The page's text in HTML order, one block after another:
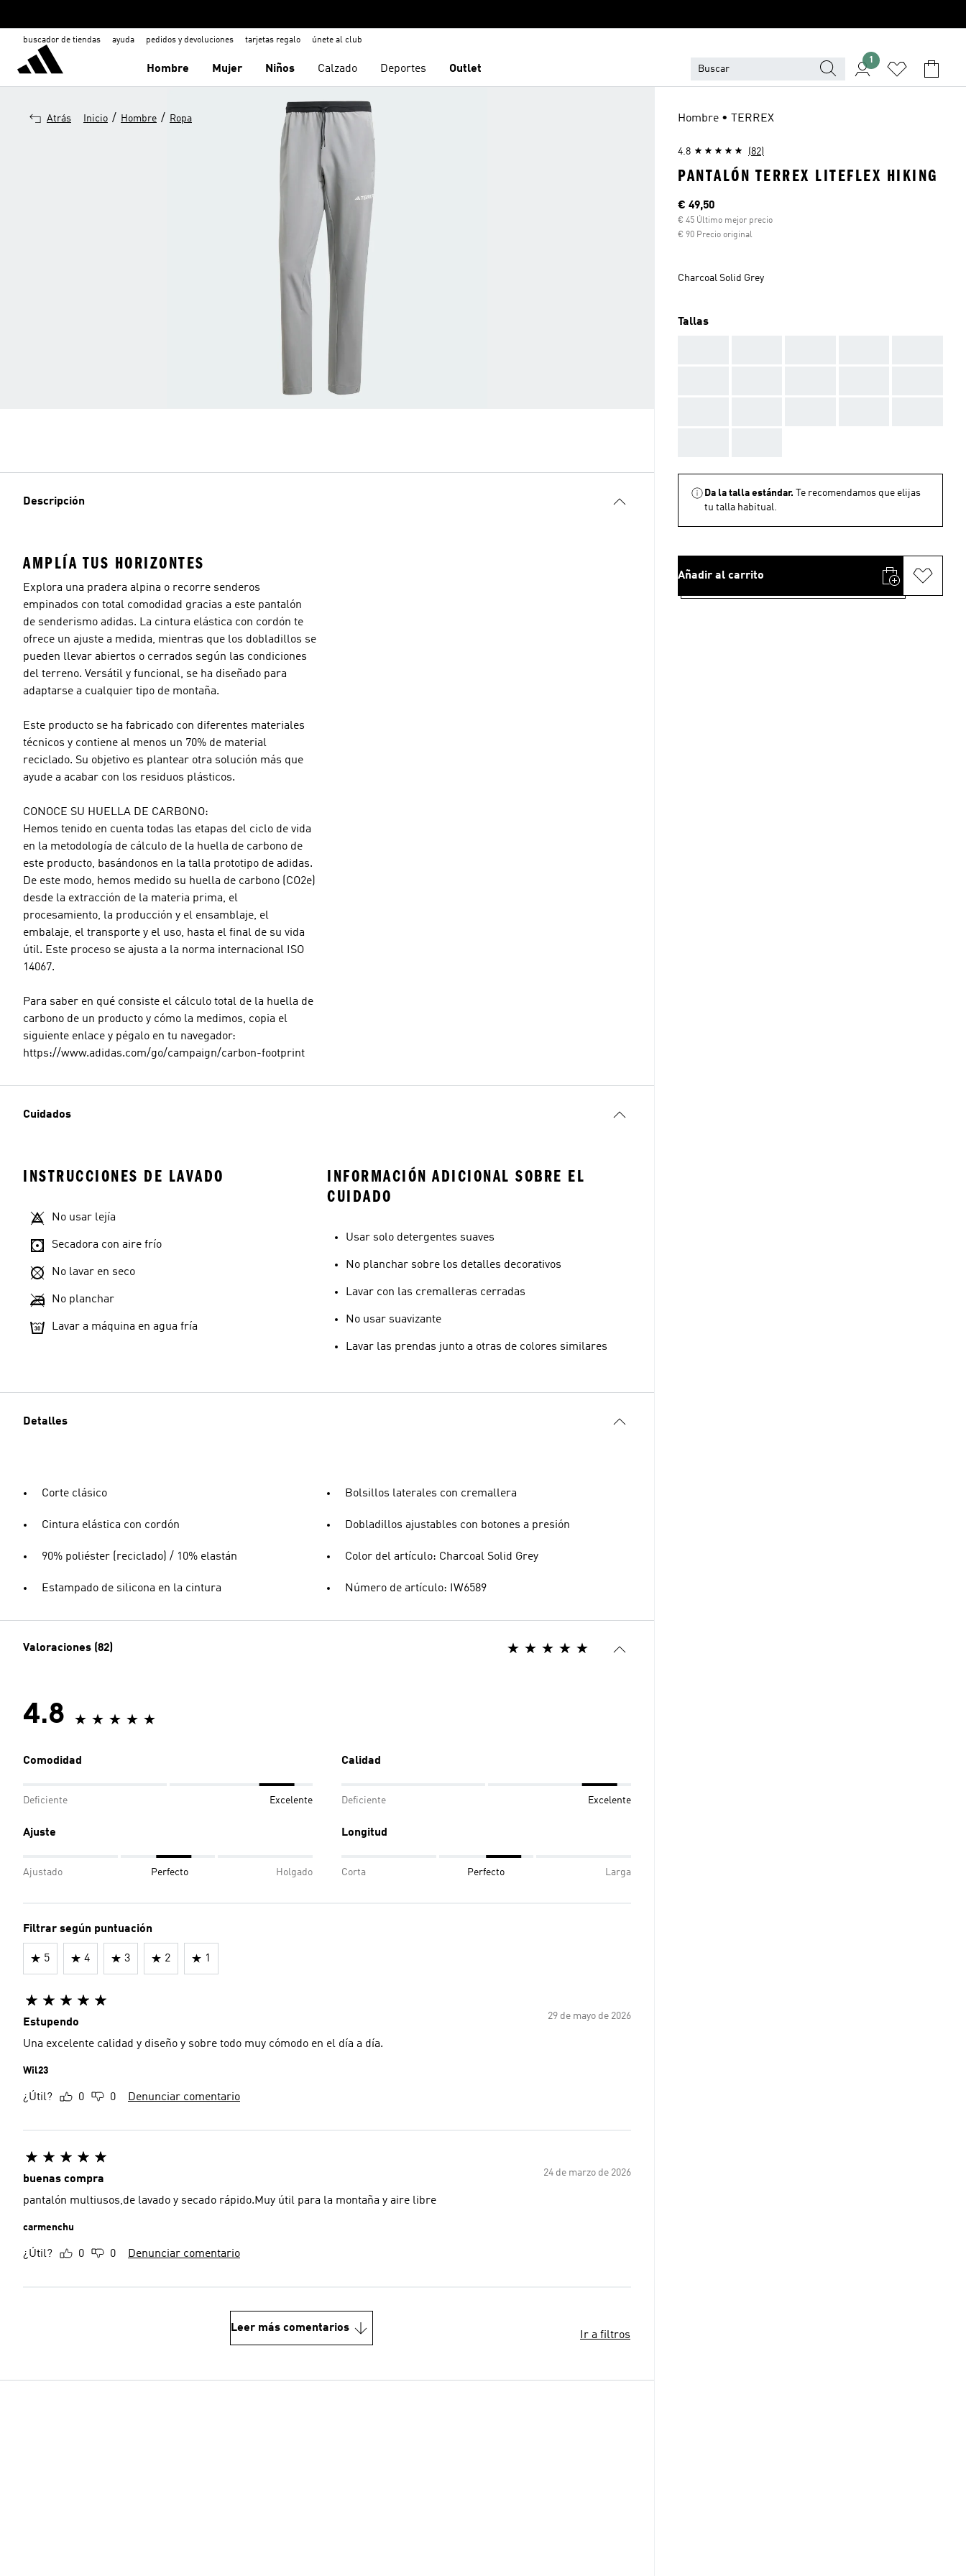
buscador de tiendas ayuda pedidos y devoluciones tarjetas regalo únete al club
Hombre Mujer Niños Calzado Deportes Outlet
1
Atrás Inicio / Hombre / Ropa
Descripción
AMPLÍA TUS HORIZONTES
Explora una pradera alpina o recorre senderos
empinados con total comodidad gracias a este pantalón
de senderismo adidas. La cintura elástica con cordón te
ofrece un ajuste a medida, mientras que los dobladillos se
pueden llevar abiertos o cerrados según las condiciones
del terreno. Versátil y funcional, se ha diseñado para
adaptarse a cualquier tipo de montaña.
Este producto se ha fabricado con diferentes materiales
técnicos y contiene al menos un 70% de material
reciclado. Su objetivo es plantear otra solución más que
ayude a acabar con los residuos plásticos.
CONOCE SU HUELLA DE CARBONO:
Hemos tenido en cuenta todas las etapas del ciclo de vida
en la metodología de cálculo de la huella de carbono de
este producto, basándonos en la talla prototipo de adidas.
De este modo, hemos medido su huella de carbono (CO2e)
desde la extracción de la materia prima, el
procesamiento, la producción y el ensamblaje, el
embalaje, el transporte y el uso, hasta el final de su vida
útil. Este proceso se ajusta a la norma internacional ISO
14067.
Para saber en qué consiste el cálculo total de la huella de
carbono de un producto y cómo la medimos, copia el
siguiente enlace y pégalo en tu navegador:
https://www.adidas.com/go/campaign/carbon-footprint
Cuidados
INSTRUCCIONES DE LAVADO
No usar lejía
Secadora con aire frío
No lavar en seco
No planchar
Lavar a máquina en agua fría
INFORMACIÓN ADICIONAL SOBRE EL
CUIDADO
Usar solo detergentes suaves
No planchar sobre los detalles decorativos
Lavar con las cremalleras cerradas
No usar suavizante
Lavar las prendas junto a otras de colores similares
Detalles
Corte clásico
Cintura elástica con cordón
90% poliéster (reciclado) / 10% elastán
Estampado de silicona en la cintura
Bolsillos laterales con cremallera
Dobladillos ajustables con botones a presión
Color del artículo: Charcoal Solid Grey
Número de artículo: IW6589
Valoraciones (82)
4.8
Comodidad
Deficiente Excelente
Calidad
Deficiente Excelente
Ajuste
Ajustado Perfecto Holgado
Longitud
Corta Perfecto Larga
Filtrar según puntuación
5 4 3 2 1
29 de mayo de 2026
Estupendo
Una excelente calidad y diseño y sobre todo muy cómodo en el día a día.
Wil23
¿Útil? 0 0 Denunciar comentario
24 de marzo de 2026
buenas compra
pantalón multiusos,de lavado y secado rápido.Muy útil para la montaña y aire libre
carmenchu
¿Útil? 0 0 Denunciar comentario
Leer más comentarios
Ir a filtros
Hombre • TERREX
4.8 (82)
PANTALÓN TERREX LITEFLEX HIKING
Precio actual
€ 49,50
€ 45 Último mejor precio
€ 90 Precio original
Charcoal Solid Grey
Tallas
Da la talla estándar.
Te recomendamos que elijas
tu talla habitual.
Añadir al carrito